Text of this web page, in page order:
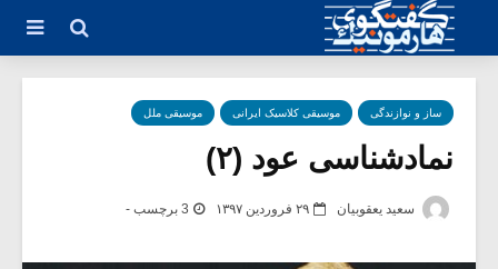
ساز و نوازندگی موسیقی کلاسیک ایرانی موسیقی ملل
نماد‌شناسی عود (۲)
سعید یعقوبیان ۲۹ فروردین ۱۳۹۷ 3 برچسب -